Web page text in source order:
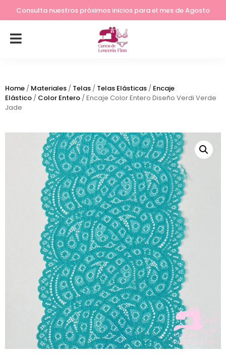
Lleva tu costura a otro nivel
Home / Materiales / Telas / Telas Elásticas / Encaje
Elástico / Color Entero / Encaje Color Entero Diseño Verdi Verde
Jade